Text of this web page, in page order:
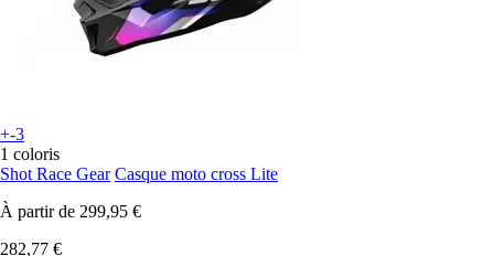
+-3
1 coloris
Shot Race Gear Casque moto cross Lite
À partir de 299,95 €
282,77 €